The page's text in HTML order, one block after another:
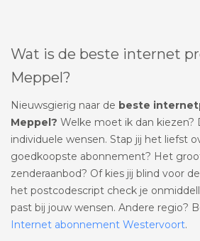
Wat is de beste internet
Meppel?
Nieuwsgierig naar de beste
Meppel? Welke moet ik dan kiezen?
individuele wensen. Stap jij het liefst
goedkoopste abonnement? Het
zenderaanbod? Of kies jij blind voor
het postcodescript check je
past bij jouw wensen. Andere regio?
Internet abonnement Westervoort.